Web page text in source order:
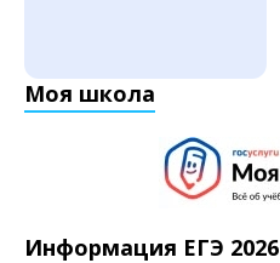
Моя школа
Информация ЕГЭ 2026